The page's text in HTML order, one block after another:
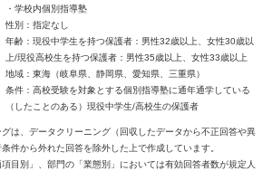
・学校内個別指導塾
性別：指定なし
年齢：現役中学生を持つ保護者：男性32歳以上、女性30歳以
上/現役高校生を持つ保護者：男性35歳以上、女性33歳以上
地域：東海（岐阜県、静岡県、愛知県、三重県）
条件：高校受験を対象とする個別指導塾に通年通学している
（したことのある）現役中学生/高校生の保護者
は、データクリーニング（回収したデータから不正回答や異
件から外れた回答を除外した上で作成しています。
目別」、部門の「業態別」においては有効回答者数が規定人